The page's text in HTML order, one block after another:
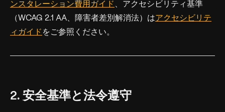
ンスタレーション費用ガイド 、アクセシビリティ基準
（WCAG 2.1 AA、障害者差別解消法）はアクセシビリテ
ィガイド をご参照ください。
2. 安全基準と法令遵守